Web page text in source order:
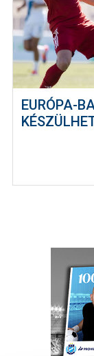
EURÓPA-